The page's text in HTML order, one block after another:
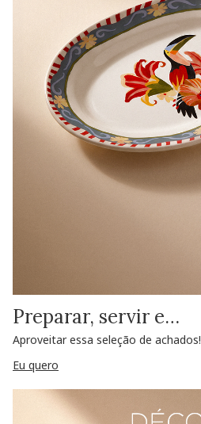
Preparar, servir e…
Aproveitar essa seleção de achados!
Eu quero